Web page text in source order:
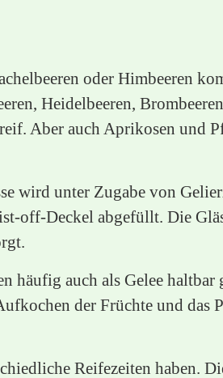
oder Himbeeren
Heidelbeeren,
Aber auch Aprikosen und
wird unter Zugabe von
off-Deckel abgefüllt. Die
häufig auch als Gelee haltbar
der Früchte und das
Reifezeiten haben.